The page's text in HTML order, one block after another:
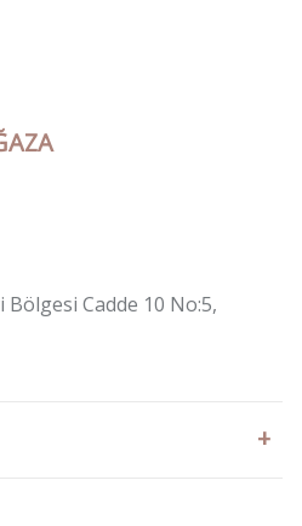
Cadde 10 No:5,